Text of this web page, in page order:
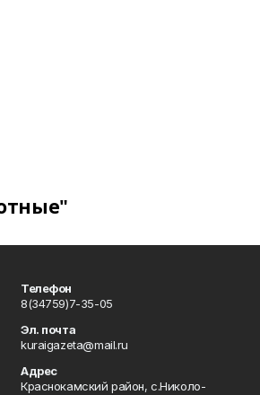
Телефон
8(34759)7-35-05
Эл. почта
kuraigazeta@mail.ru
Адрес
Краснокамский район, с.Николо-